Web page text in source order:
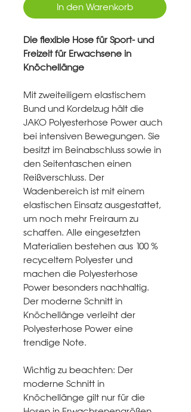
In den Warenkorb
Die flexible Hose für Sport- und
Freizeit für Erwachsene in
Knöchellänge
Mit zweiteiligem elastischem
Bund und Kordelzug hält die
JAKO Polyesterhose Power auch
bei intensiven Bewegungen. Sie
besitzt im Beinabschluss sowie in
den Seitentaschen einen
Reißverschluss. Der
Wadenbereich ist mit einem
elastischen Einsatz ausgestattet,
um noch mehr Freiraum zu
schaffen. Alle eingesetzten
Materialien bestehen aus 100 %
recyceltem Polyester und
machen die Polyesterhose
Power besonders nachhaltig.
Der moderne Schnitt in
Knöchellänge verleiht der
Polyesterhose Power eine
trendige Note.
Wichtig zu beachten: Der
moderne Schnitt in
Knöchellänge gilt nur für die